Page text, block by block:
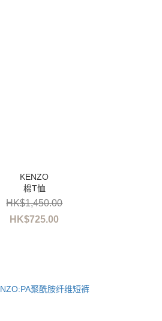
棉T恤
HK$725.00
HK$1,450.00